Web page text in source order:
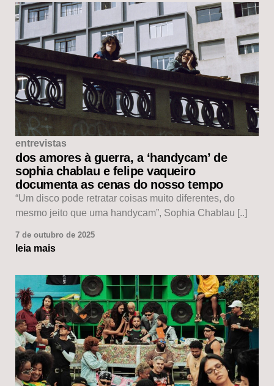
entrevistas
dos amores à guerra, a ‘handycam’ de
sophia chablau e felipe vaqueiro
documenta as cenas do nosso tempo
“Um disco pode retratar coisas muito diferentes, do
mesmo jeito que uma handycam”, Sophia Chablau [..]
7 de outubro de 2025
leia mais